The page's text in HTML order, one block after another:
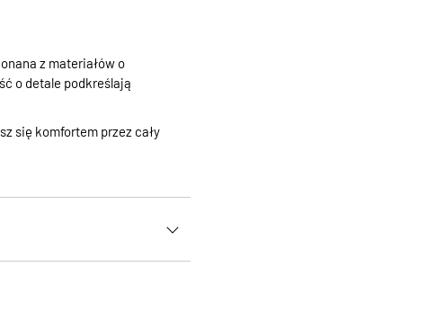
z materiałów o
o detale podkreślają
się komfortem przez cały